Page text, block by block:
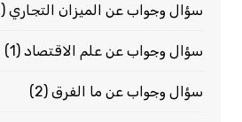
سؤال وجواب عن الميزان التجاري(1)
سؤال وجواب عن علم الاقتصاد(1)
سؤال وجواب عن ما الفرق(2)